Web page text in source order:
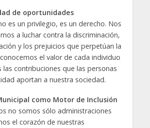
de oportunidades
es un privilegio, es un derecho. Nos
a luchar contra la discriminación,
y los prejuicios que perpetúan la
el valor de cada individuo
las contribuciones que las personas
aportan a nuestra sociedad.
como Motor de Inclusión
no somos sólo administraciones
el corazón de nuestras